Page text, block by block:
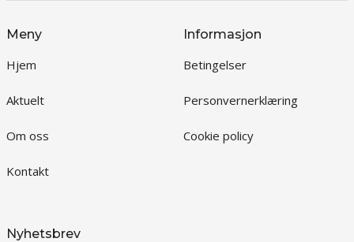
Meny
Hjem
Aktuelt
Om oss
Kontakt
Informasjon
Betingelser
Personvernerklæring
Cookie policy
Nyhetsbrev